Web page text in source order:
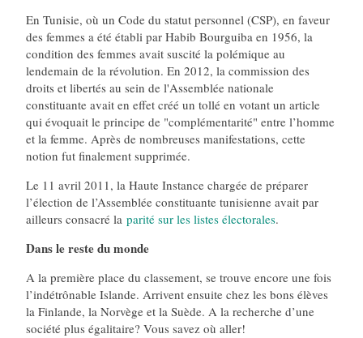
En Tunisie, où un Code du statut personnel (CSP), en faveur
des femmes a été établi par Habib Bourguiba en 1956, la
condition des femmes avait suscité la polémique au
lendemain de la révolution. En 2012, la commission des
droits et libertés au sein de l'Assemblée nationale
constituante avait en effet créé un tollé en votant un article
qui évoquait le principe de "complémentarité" entre l’homme
et la femme. Après de nombreuses manifestations, cette
notion fut finalement supprimée.
Le 11 avril 2011, la Haute Instance chargée de préparer
l’élection de l’Assemblée constituante tunisienne avait par
ailleurs consacré la parité sur les listes électorales.
Dans le reste du monde
A la première place du classement, se trouve encore une fois
l’indétrônable Islande. Arrivent ensuite chez les bons élèves
la Finlande, la Norvège et la Suède. A la recherche d’une
société plus égalitaire? Vous savez où aller!